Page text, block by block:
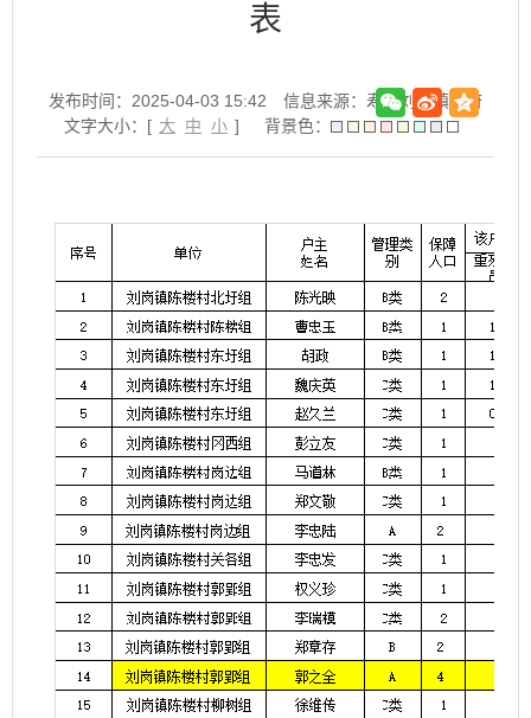
表
发布时间：2025-04-03 15:42
信息来源：寿县刘岗镇政府
文字大小：[ 大 中 小 ] 背景色：